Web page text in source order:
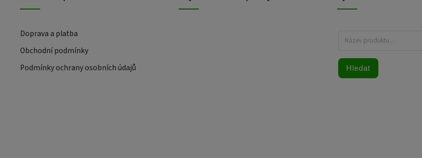
Doprava a platba
Obchodní podmínky
Podmínky ochrany osobních údajů
Hledat